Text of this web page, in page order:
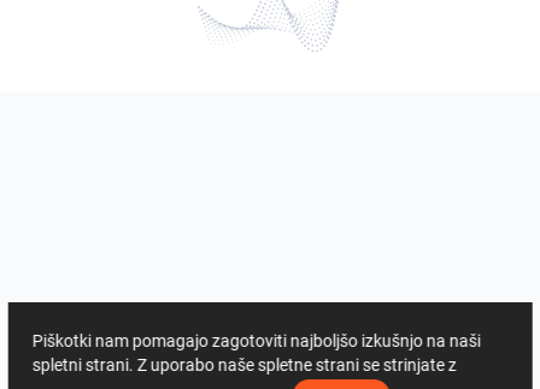
Piškotki nam pomagajo zagotoviti najboljšo izkušnjo na naši
spletni strani. Z uporabo naše spletne strani se strinjate z